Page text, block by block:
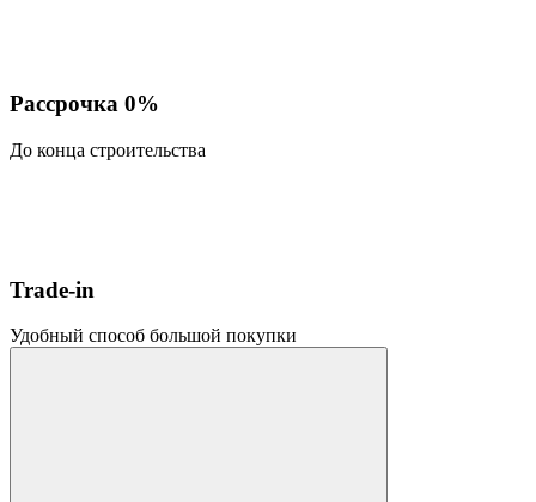
Рассрочка 0%
До конца строительства
Trade-in
Удобный способ большой покупки